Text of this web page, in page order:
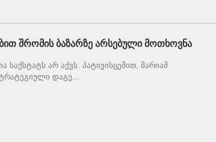
შრომის ბაზარზე არსებული მოთხოვნა
არ აქვს. პატივისცემით, მარიამ
დაგე...